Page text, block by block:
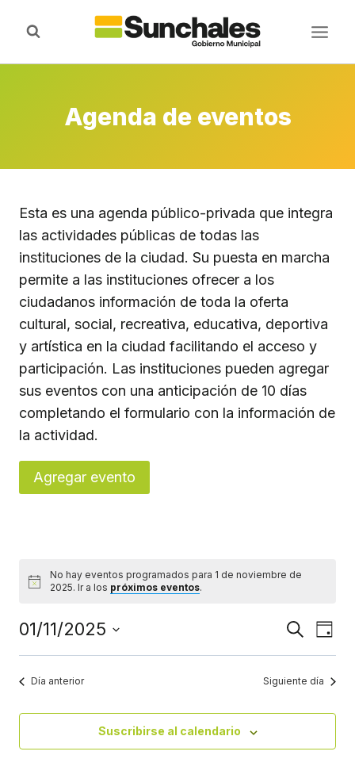
Agenda de eventos
Esta es una agenda público-privada que integra
las actividades públicas de todas las
instituciones de la ciudad. Su puesta en marcha
permite a las instituciones ofrecer a los
ciudadanos información de toda la oferta
cultural, social, recreativa, educativa, deportiva
y artística en la ciudad facilitando el acceso y
participación. Las instituciones pueden agregar
sus eventos con una anticipación de 10 días
completando el formulario con la información de
la actividad.
Agregar evento
Aviso
No hay eventos programados para 1 de noviembre de
2025. Ir a los próximos eventos.
de
y
Buscar
de
Día
01/11/2025
Seleccionar
fecha.
Día anterior Siguiente día
Suscribirse al calendario